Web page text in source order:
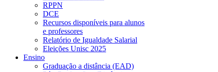
RPPN
DCE
Recursos disponíveis para alunos
e professores
Relatório de Igualdade Salarial
Eleições Unisc 2025
Ensino
Graduação a distância (EAD)